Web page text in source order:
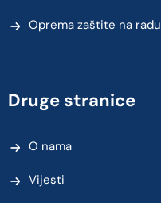
Oprema zaštite na radu
Druge stranice
O nama
Vijesti